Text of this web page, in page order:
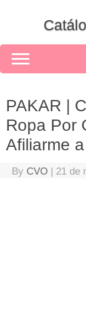
PAKAR |
Ropa Por
Afiliarme
By CVO | 21 de